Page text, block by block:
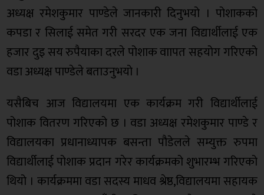
अध्यक्ष रमेशकुमार पाण्डेले जानकारी दिनुभयो । पोशाकको
कपडा र सिलाई समेत गरी सरदर एक जना विद्यार्थीलाई एक
हजार दुइ सय रुपैयाका दरले पोशाक वाापत सहयोग गरिएको
वडा अध्यक्ष पाण्डेले बताउनुभयो ।
यसैबिच आज विद्यालयमा एक कार्यक्रम गरी विद्यार्थीलाई
पोशाक वितरण गरिएको छ । वडा अध्यक्ष रमेशकुमार पाण्डे र
विद्यालयका प्रधानाध्यापक बसन्ता पौडेलले सम्युक्त रुपमा
विद्यार्थीलाई पोशाक प्रदान गरेर कार्यक्रमको शुभारम्भ गरिएको
थियो । कार्यक्रममा वडा सदस्य माधव श्रेष्ठ,विद्यालयमा सहायक